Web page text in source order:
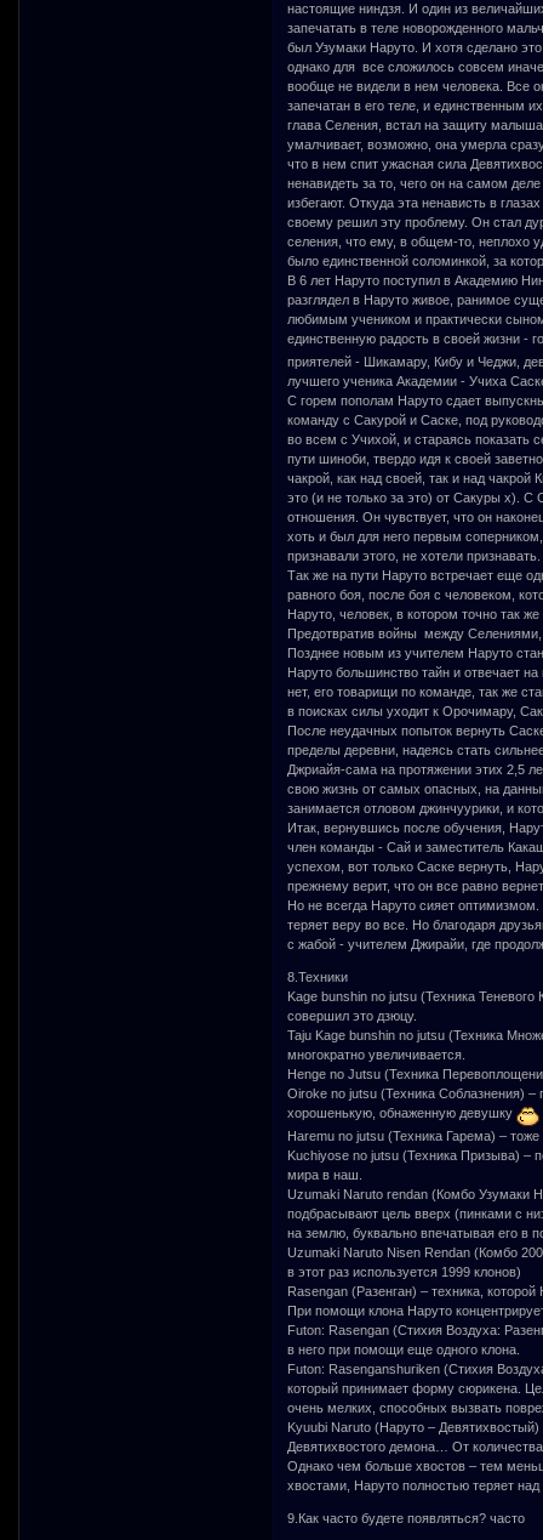
настоящие ниндзя. И один из
запечатать в теле новорожденного
был Узумаки Наруто. И хотя сделано
однако для все сложилось совсем
вообще не видели в нем человека. Все
запечатан в его теле, и единственным
глава Селения, встал на защиту
умалчивает, возможно, она умерла
что в нем спит ужасная сила
ненавидеть за то, чего он на самом
избегают. Откуда эта ненависть в
своему решил эту проблему. Он стал
селения, что ему, в общем-то, неплохо
было единственной соломинкой, за
В 6 лет Наруто поступил в Академию
разглядел в Наруто живое, ранимое
любимым учеником и практически
единственную радость в своей жизни -
приятелей - Шикамару, Кибу и Чеджи,
лучшего ученика Академии - Учиха
С горем пополам Наруто сдает
команду с Сакурой и Саске, под
во всем с Учихой, и стараясь показать
пути шиноби, твердо идя к своей
чакрой, как над своей, так и над
это (и не только за это) от Сакуры х). С
отношения. Он чувствует, что он
хоть и был для него первым
признавали этого, не хотели признавать.
Так же на пути Наруто встречает еще
равного боя, после боя с человеком,
Наруто, человек, в котором точно так
Предотвратив войны между
Позднее новым из учителем Наруто
Наруто большинство тайн и отвечает
нет, его товарищи по команде, так же
в поисках силы уходит к Орочимару,
После неудачных попыток вернуть
пределы деревни, надеясь стать
Джриайя-сама на протяжении этих 2,5
свою жизнь от самых опасных, на
занимается отловом джинчуурики, и
Итак, вернувшись после обучения,
член команды - Сай и заместитель
успехом, вот только Саске вернуть,
прежнему верит, что он все равно
Но не всегда Наруто сияет
теряет веру во все. Но благодаря
с жабой - учителем Джирайи, где
8.Техники
Kage bunshin no jutsu (Техника
совершил это дзюцу.
Taju Kage bunshin no jutsu (Техника
многократно увеличивается.
Henge no Jutsu (Техника
Oiroke no jutsu (Техника Соблазнения) –
хорошенькую, обнаженную девушку
Haremu no jutsu (Техника Гарема) –
Kuchiyose no jutsu (Техника Призыва) –
мира в наш.
Uzumaki Naruto rendan (Комбо Узумаки
подбрасывают цель вверх (пинками с
на землю, буквально впечатывая его в
Uzumaki Naruto Nisen Rendan (Комбо
в этот раз используется 1999 клонов)
Rasengan (Разенган) – техника,
При помощи клона Наруто
Futon: Rasengan (Стихия Воздуха:
в него при помощи еще одного клона.
Futon: Rasenganshuriken (Стихия
который принимает форму сюрикена.
очень мелких, способных вызвать
Kyuubi Naruto (Наруто –
Девятихвостого демона… От
Однако чем больше хвостов – тем
хвостами, Наруто полностью теряет над
9.Как часто будете появляться? часто